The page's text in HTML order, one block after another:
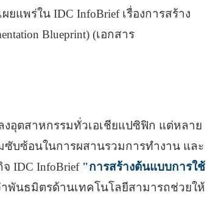
แพร่ใน IDC InfoBrief เรื่องการสร้าง
Blueprint) (เอกสาร
งอุตสาหกรรมทั่วเอเชียแปซิฟิก แต่หลาย
บซ้อนในการผสานรวมการทำงาน และ
IDC InfoBrief "การสร้างต้นแบบการใช้
พันธมิตรด้านเทคโนโลยีสามารถช่วยให้